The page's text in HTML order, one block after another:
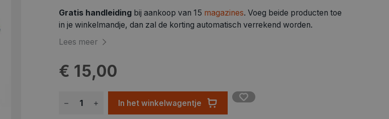
Gratis handleiding bij aankoop van 15 magazines. Voeg beide producten toe
in je winkelmandje, dan zal de korting automatisch verrekend worden.
Lees meer
€ 15,00
In het winkelwagentje